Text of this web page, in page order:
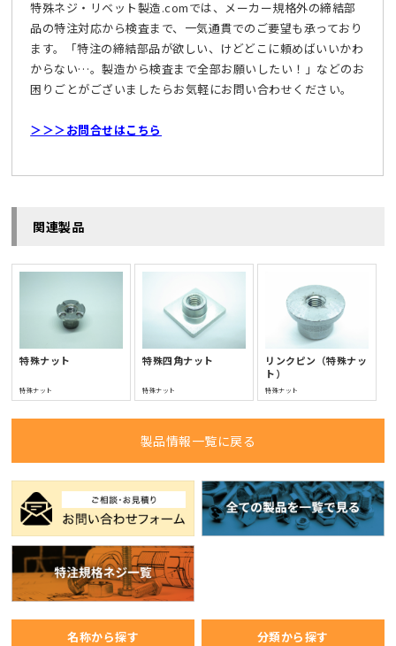
特殊ネジ・リベット製造.comでは、メーカー規格外の締結部
品の特注対応から検査まで、一気通貫でのご要望も承っており
ます。「特注の締結部品が欲しい、けどどこに頼めばいいかわ
からない…。製造から検査まで全部お願いしたい！」などのお
困りごとがございましたらお気軽にお問い合わせください。
＞＞＞お問合せはこちら
関連製品
特殊ナット
特殊ナット
特殊四角ナット
特殊ナット
リンクピン（特殊ナッ
ト）
特殊ナット
製品情報一覧に戻る
名称から探す 分類から探す